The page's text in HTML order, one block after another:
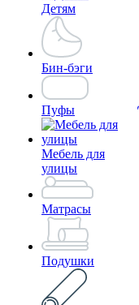
Детям
Бин-бэги
Пуфы
Мебель для
улицы
Матрасы
Подушки